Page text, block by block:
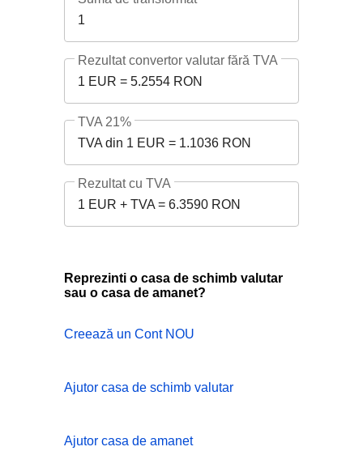
1
1 EUR = 5.2554 RON
Rezultat convertor valutar fără TVA
TVA din 1 EUR = 1.1036 RON
TVA 21%
1 EUR + TVA = 6.3590 RON
Rezultat cu TVA
Reprezinti o casa de schimb valutar
sau o casa de amanet?
Creează un Cont NOU
Ajutor casa de schimb valutar
Ajutor casa de amanet